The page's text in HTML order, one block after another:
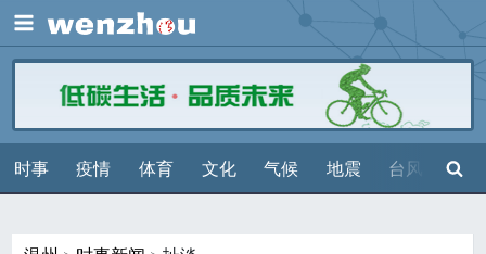
展开
时事 疫情 体育 文化 气候 地震 台风 天气
搜索